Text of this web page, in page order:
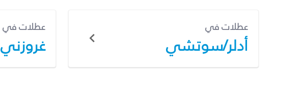
عطلات في
أدلر/سوتشي
عطلات في
غروزني